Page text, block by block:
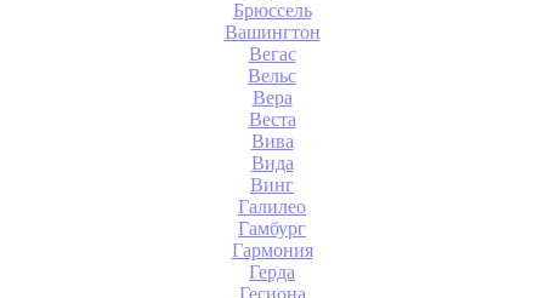
Брюссель
Вашингтон
Вегас
Вельс
Вера
Веста
Вива
Вида
Винг
Галилео
Гамбург
Гармония
Герда
Гесиона